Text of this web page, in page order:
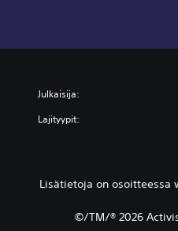
Julkaisija:
Lajityypit:
Lisätietoja on osoitteessa
©/TM/® 2026